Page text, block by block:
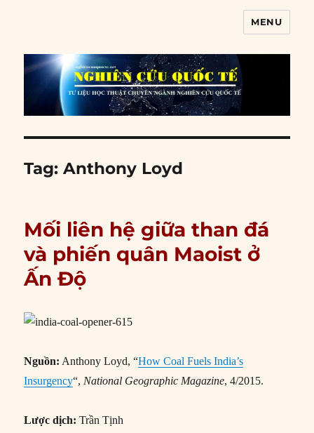
MENU
Tag:Anthony Loyd
Mối liên hệ giữa than đá
và phiến quân Maoist ở
Ấn Độ
Nguồn: Anthony Loyd, “How Coal Fuels India’s
Insurgency“, National Geographic Magazine, 4/2015.
Lược dịch: Trần Tịnh